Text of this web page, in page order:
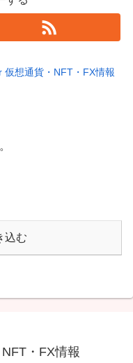
仮想通貨・NFT・FX情報
込む
・FX情報